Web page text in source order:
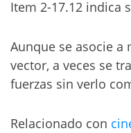
Item 2-17.12 indica
Aunque se asocie a
vector, a veces se
fuerzas sin verlo
Relacionado con